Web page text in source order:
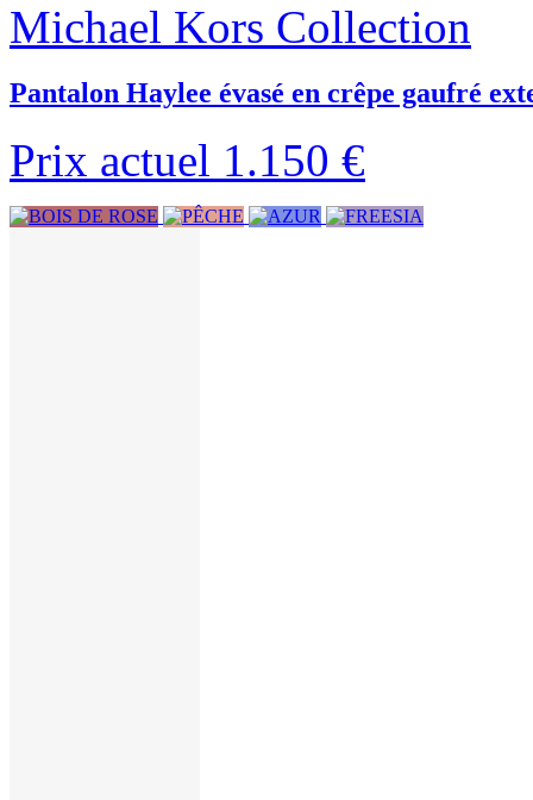
Michael Kors Collection
Pantalon Haylee évasé en crêpe gaufré
Prix actuel 1.150 €